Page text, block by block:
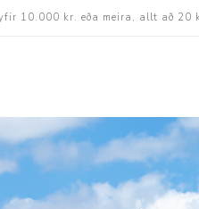
10.000 kr. eða meira, allt að 20
Hjólastólar
Aukabúnaður